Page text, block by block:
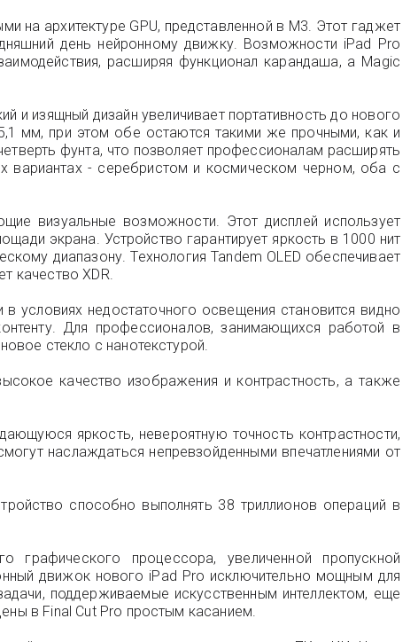
архитектуре GPU, представленной в M3. Этот гаджет
день нейронному движку. Возможности iPad Pro
расширяя функционал карандаша, а Magic
и изящный дизайн увеличивает портативность до нового
мм, при этом обе остаются такими же прочными, как и
фунта, что позволяет профессионалам расширять
вариантах - серебристом и космическом черном, оба с
визуальные возможности. Этот дисплей использует
экрана. Устройство гарантирует яркость в 1000 нит
диапазону. Технология Tandem OLED обеспечивает
качество XDR.
условиях недостаточного освещения становится видно
Для профессионалов, занимающихся работой в
стекло с нанотекстурой.
качество изображения и контрастность, а также
яркость, невероятную точность контрастности,
наслаждаться непревзойденными впечатлениями от
способно выполнять 38 триллионов операций в
графического процессора, увеличенной пропускной
движок нового iPad Pro исключительно мощным для
поддерживаемые искусственным интеллектом, еще
в Final Cut Pro простым касанием.